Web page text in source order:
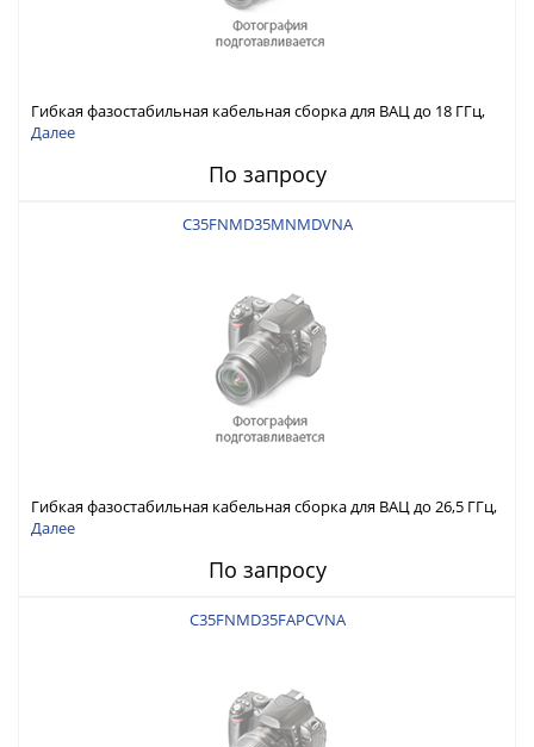
Гибкая фазостабильная кабельная сборка для ВАЦ до 18 ГГц,
N-тип Вилка - N-тип Розетка
Далее
По запросу
C35FNMD35MNMDVNA
Гибкая фазостабильная кабельная сборка для ВАЦ до 26,5 ГГц,
NMD3.5 Розетка - APC3.5 Вилка
Далее
По запросу
C35FNMD35FAPCVNA